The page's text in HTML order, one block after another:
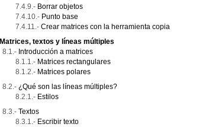
Borrar objetos
Punto base
Crear matrices con la herramienta copia
Matrices, textos y líneas múltiples
Introducción a matrices
Matrices rectangulares
Matrices polares
¿Qué son las líneas múltiples?
Estilos
Textos
Escribir texto